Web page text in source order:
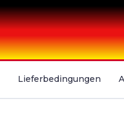
Lieferbedingungen